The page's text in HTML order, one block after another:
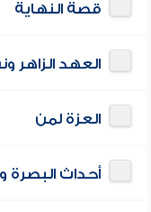
قصة النهاية
العهد الزاهر
العزة لمن
أحداث